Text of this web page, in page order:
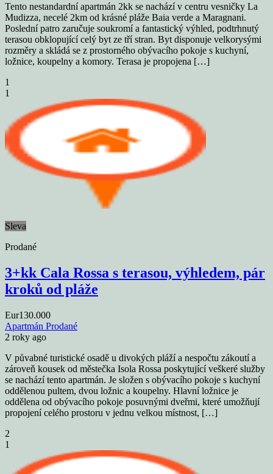
Tento nestandardní apartmán 2kk se nachází v centru vesničky La
Mudizza, necelé 2km od krásné pláže Baia verde a Maragnani.
Poslední patro zaručuje soukromí a fantastický výhled, podtrhnutý
terasou obklopující celý byt ze tří stran. Byt disponuje velkorysými
rozměry a skládá se z prostorného obývacího pokoje s kuchyní,
ložnice, koupelny a komory. Terasa je propojena […]
1
1
Sleva
Prodané
3+kk Cala Rossa s terasou, výhledem, pár
kroků od pláže
Eur130.000
Apartmán Prodané
2 roky ago
V půvabné turistické osadě u divokých pláží a nespočtu zákoutí a
zároveň kousek od městečka Isola Rossa poskytující veškeré služby
se nachází tento apartmán. Je složen s obývacího pokoje s kuchyní
oddělenou pultem, dvou ložnic a koupelny. Hlavní ložnice je
oddělena od obývacího pokoje posuvnými dveřmi, které umožňují
propojení celého prostoru v jednu velkou místnost, […]
2
1